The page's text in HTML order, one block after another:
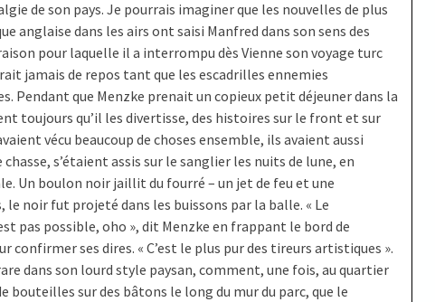
de son pays. Je pourrais imaginer que les nouvelles de plus
anglaise dans les airs ont saisi Manfred dans son sens des
pour laquelle il a interrompu dès Vienne son voyage turc
jamais de repos tant que les escadrilles ennemies
Pendant que Menzke prenait un copieux petit déjeuner dans la
toujours qu’il les divertisse, des histoires sur le front et sur
vécu beaucoup de choses ensemble, ils avaient aussi
s’étaient assis sur le sanglier les nuits de lune, en
Un boulon noir jaillit du fourré – un jet de feu et une
noir fut projeté dans les buissons par la balle. « Le
pas possible, oho », dit Menzke en frappant le bord de
confirmer ses dires. « C’est le plus pur des tireurs artistiques ».
dans son lourd style paysan, comment, une fois, au quartier
bouteilles sur des bâtons le long du mur du parc, que le